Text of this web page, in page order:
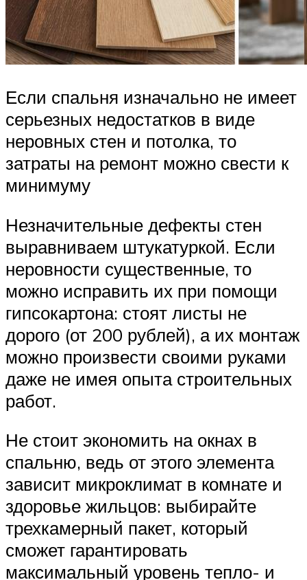
Если спальня изначально не имеет
серьезных недостатков в виде
неровных стен и потолка, то
затраты на ремонт можно свести к
минимуму
Незначительные дефекты стен
выравниваем штукатуркой. Если
неровности существенные, то
можно исправить их при помощи
гипсокартона: стоят листы не
дорого (от 200 рублей), а их монтаж
можно произвести своими руками
даже не имея опыта строительных
работ.
Не стоит экономить на окнах в
спальню, ведь от этого элемента
зависит микроклимат в комнате и
здоровье жильцов: выбирайте
трехкамерный пакет, который
сможет гарантировать
максимальный уровень тепло- и